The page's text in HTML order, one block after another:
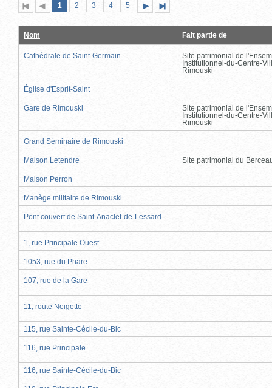
Première
page
Page
précédente
Page
1 (page
actuelle)
Page
2 Page
3 Page
4 Page
5
suivante
page
Nom Fait partie de
Cathédrale de Saint-Germain
Site patrimonial de
Institutionnel-du-Centre-
Rimouski
Église d'Esprit-Saint
Gare de Rimouski
Site patrimonial de
Institutionnel-du-Centre-
Rimouski
Grand Séminaire de Rimouski
Maison Letendre Site patrimonial du
Maison Perron
Manège militaire de Rimouski
Pont couvert de Saint-Anaclet-de-Lessard
1, rue Principale Ouest
1053, rue du Phare
107, rue de la Gare
11, route Neigette
115, rue Sainte-Cécile-du-Bic
116, rue Principale
116, rue Sainte-Cécile-du-Bic